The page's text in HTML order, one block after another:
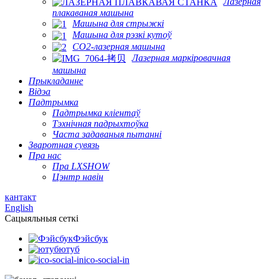
плакаваная машына
Машына для стрыжкі
Машына для рэзкі кутоў
CO2-лазерная машына
Лазерная маркіровачная
машына
Прыкладанне
Відэа
Падтрымка
Падтрымка кліентаў
Тэхнічная падрыхтоўка
Часта задаваныя пытанні
Зваротная сувязь
Пра нас
Пра LXSHOW
Цэнтр навін
кантакт
English
Сацыяльныя сеткі
Фэйсбук
ютуб
ico-social-in